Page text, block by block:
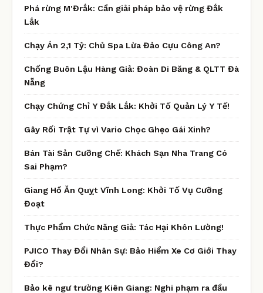
Phá rừng M'Đrắk: Cần giải pháp bảo vệ rừng Đắk
Lắk
Chạy Án 2,1 Tỷ: Chủ Spa Lừa Đảo Cựu Công An?
Chống Buôn Lậu Hàng Giả: Đoàn Di Băng & QLTT Đà
Nẵng
Chạy Chứng Chỉ Y Đắk Lắk: Khởi Tố Quản Lý Y Tế!
Gây Rối Trật Tự vì Vario Chọc Ghẹo Gái Xinh?
Bán Tài Sản Cưỡng Chế: Khách Sạn Nha Trang Có
Sai Phạm?
Giang Hồ Ăn Quỵt Vĩnh Long: Khởi Tố Vụ Cưỡng
Đoạt
Thực Phẩm Chức Năng Giả: Tác Hại Khôn Lường!
PJICO Thay Đổi Nhân Sự: Bảo Hiểm Xe Cơ Giới Thay
Đổi?
Bảo kê ngư trường Kiên Giang: Nghi phạm ra đầu